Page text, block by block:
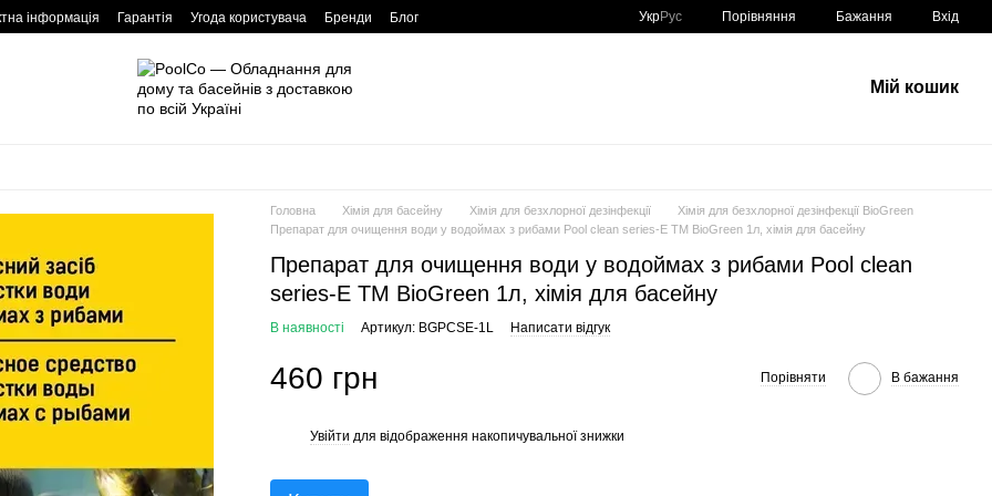
інформація Гарантія Угода користувача Бренди Блог УкрРус Порівняння Бажання Вхід
Мій кошик
Головна Хімія для басейну Хімія для безхлорної дезінфекції
Хімія для безхлорної дезінфекції BioGreen
Препарат для очищення води у водоймах з рибами Pool clean series-E ТМ BioGreen 1л, хімія для басейну
Препарат для очищення води у водоймах з рибами Pool clean
series-E ТМ BioGreen 1л, хімія для басейну
В наявності Артикул: BGPCSE-1L Написати відгук
460 грн Порівняти В бажання
Увійти для відображення накопичувальної знижки